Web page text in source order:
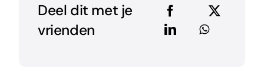
Deel dit met je
vrienden